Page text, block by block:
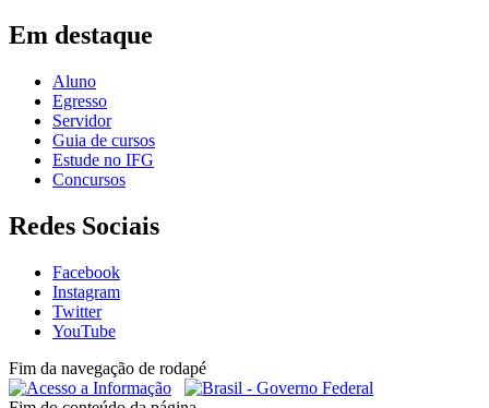
Em destaque
Aluno
Egresso
Servidor
Guia de cursos
Estude no IFG
Concursos
Redes Sociais
Facebook
Instagram
Twitter
YouTube
Fim da navegação de rodapé